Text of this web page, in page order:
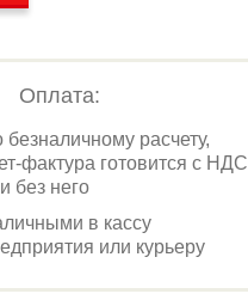
Оплата:
безналичному расчету,
фактура готовится с НДС
без него
в кассу
или курьеру